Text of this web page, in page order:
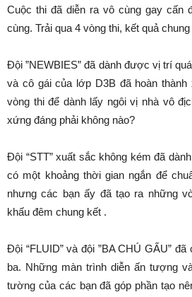
Cuộc thi đã diễn ra vô cùng gay cấn
cùng. Trải qua 4 vòng thi, kết quả
Đội ”NEWBIES” đã dành được vị trí
và cô gái của lớp D3B đã hoàn thành
vòng thi để dành lấy ngôi vị nhà vô
xứng đáng phải không nào?
Đội “STT” xuất sắc không kém đã
có một khoảng thời gian ngắn để
nhưng các bạn ấy đã tạo ra những
khấu đêm chung kết .
Đội “FLUID” và đội ”BA CHÚ GẤU”
ba. Những màn trình diễn ấn tượng
tường của các bạn đã góp phần tạo